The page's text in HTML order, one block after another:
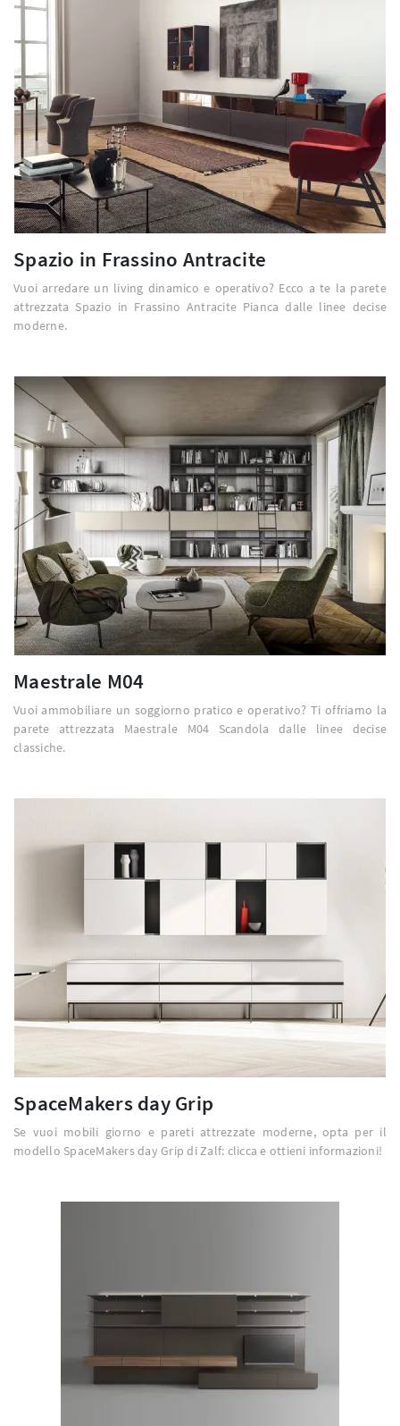
Spazio in Frassino Antracite
Vuoi arredare un living dinamico e operativo? Ecco a te la parete
attrezzata Spazio in Frassino Antracite Pianca dalle linee decise
moderne.
Maestrale M04
Vuoi ammobiliare un soggiorno pratico e operativo? Ti offriamo la
parete attrezzata Maestrale M04 Scandola dalle linee decise
classiche.
SpaceMakers day Grip
Se vuoi mobili giorno e pareti attrezzate moderne, opta per il
modello SpaceMakers day Grip di Zalf: clicca e ottieni informazioni!